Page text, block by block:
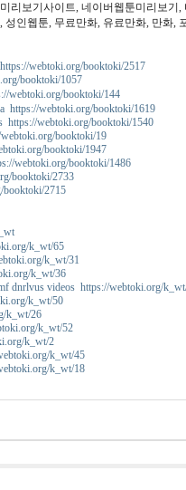
리보기사이트, 네이버웹툰미리보기
성인웹툰, 무료만화, 유료만화, 만화,
webtoki.org/booktoki/2517
booktoki/1057
webtoki.org/booktoki/144
https://webtoki.org/booktoki/1619
https://webtoki.org/booktoki/1540
booktoki/19
booktoki/1947
webtoki.org/booktoki/1486
booktoki/2733
2715
k_wt/65
k_wt/31
k_wt/36
dnrlvus videos https://webtoki.org/
k_wt/50
k_wt/26
k_wt/52
k_wt/2
k_wt/45
k_wt/18